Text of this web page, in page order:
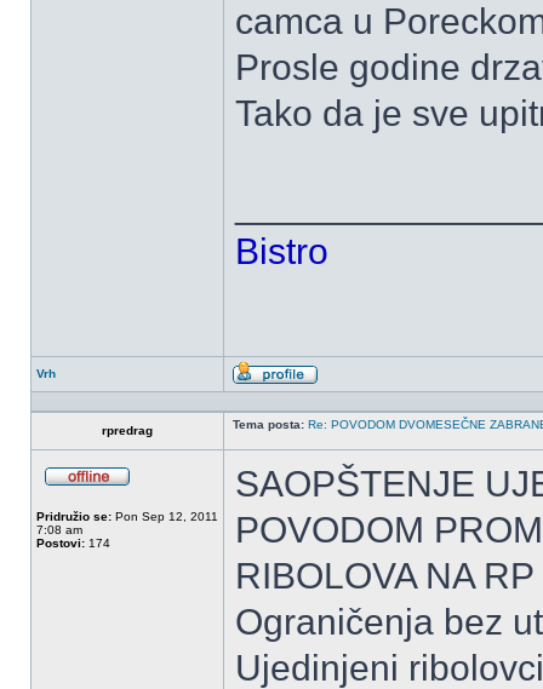
camca u
Prosle godine
Tako da je sve
Bistro
Vrh
Profil
rpredrag Tema posta: Re: POVODOM DVOMESEČNE
Pridružio se: Pon Sep 12, 2011
7:08 am
Postovi: 174
SAOPŠTENJE
POVODOM
RIBOLOVA NA
Ograničenja bez
Ujedinjeni